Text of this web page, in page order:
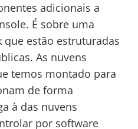
adicionais a
É sobre uma
estão estruturadas
As nuvens
temos montado para
de forma
à das nuvens
por software